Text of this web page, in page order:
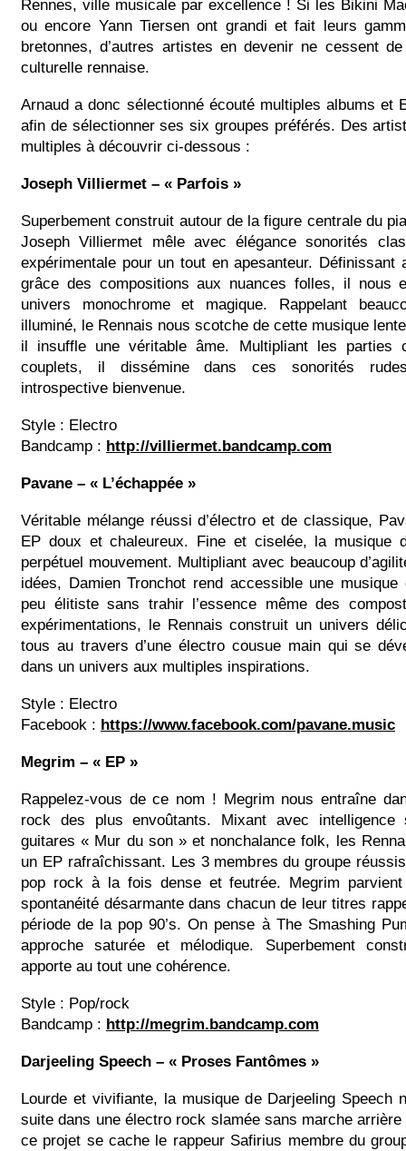
Rennes, ville musicale par excellence ! Si les Bikini
ou encore Yann Tiersen ont grandi et fait leurs
bretonnes, d’autres artistes en devenir ne cessent
culturelle rennaise.
Arnaud a donc sélectionné écouté multiples albums et
afin de sélectionner ses six groupes préférés. Des
multiples à découvrir ci-dessous :
Joseph Villiermet – « Parfois »
Superbement construit autour de la figure centrale du
Joseph Villiermet mêle avec élégance sonorités
expérimentale pour un tout en apesanteur. Définissant
grâce des compositions aux nuances folles, il nous
univers monochrome et magique. Rappelant
illuminé, le Rennais nous scotche de cette musique
il insuffle une véritable âme. Multipliant les parties
couplets, il dissémine dans ces sonorités
introspective bienvenue.
Style : Electro
Bandcamp : http://villiermet.bandcamp.com
Pavane – « L’échappée »
Véritable mélange réussi d’électro et de classique,
EP doux et chaleureux. Fine et ciselée, la musique
perpétuel mouvement. Multipliant avec beaucoup
idées, Damien Tronchot rend accessible une
peu élitiste sans trahir l’essence même des
expérimentations, le Rennais construit un univers
tous au travers d’une électro cousue main qui se
dans un univers aux multiples inspirations.
Style : Electro
Facebook : https://www.facebook.com/pavane.music
Megrim – « EP »
Rappelez-vous de ce nom ! Megrim nous entraîne
rock des plus envoûtants. Mixant avec intelligence
guitares « Mur du son » et nonchalance folk, les
un EP rafraîchissant. Les 3 membres du groupe
pop rock à la fois dense et feutrée. Megrim
spontanéité désarmante dans chacun de leur titres
période de la pop 90’s. On pense à The Smashing
approche saturée et mélodique. Superbement
apporte au tout une cohérence.
Style : Pop/rock
Bandcamp : http://megrim.bandcamp.com
Darjeeling Speech – « Proses Fantômes »
Lourde et vivifiante, la musique de Darjeeling Speech
suite dans une électro rock slamée sans marche
ce projet se cache le rappeur Safirius membre du